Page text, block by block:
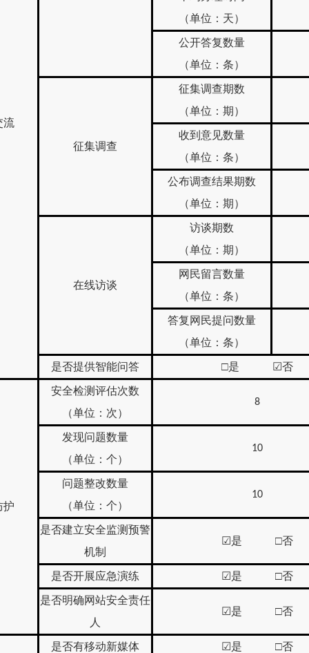
流
（单位：天）
公开答复数量
（单位：条）
征集调查
征集调查期数
（单位：期）
收到意见数量
（单位：条）
公布调查结果期数
（单位：期）
在线访谈
访谈期数
（单位：期）
网民留言数量
（单位：条）
答复网民提问数量
（单位：条）
是否提供智能问答 □是 ☑否
护
安全检测评估次数
（单位：次）
8
发现问题数量
（单位：个）
10
问题整改数量
（单位：个）
10
是否建立安全监测预警
机制
☑是 □否
是否开展应急演练 ☑是 □否
是否明确网站安全责任
人
☑是 □否
是否有移动新媒体 ☑是 □否